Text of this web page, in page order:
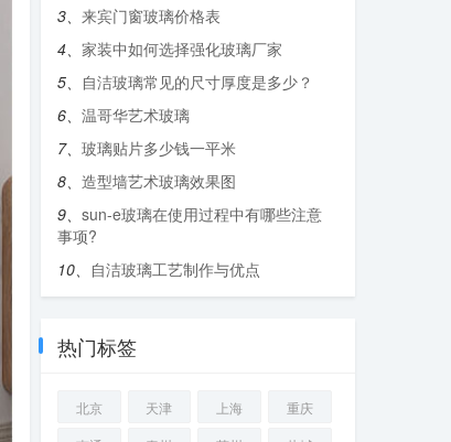
3、 来宾门窗玻璃价格表
4、 家装中如何选择强化玻璃厂家
5、 自洁玻璃常见的尺寸厚度是多少？
6、 温哥华艺术玻璃
7、 玻璃贴片多少钱一平米
8、 造型墙艺术玻璃效果图
9、 sun-e玻璃在使用过程中有哪些注意
事项?
10、 自洁玻璃工艺制作与优点
热门标签
北京 天津 上海
重庆